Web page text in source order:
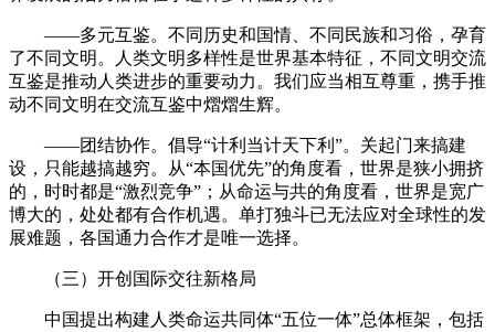
——多元互鉴。不同历史和国情、不同民族和习俗，孕育
了不同文明。人类文明多样性是世界基本特征，不同文明交流
互鉴是推动人类进步的重要动力。我们应当相互尊重，携手推
动不同文明在交流互鉴中熠熠生辉。
——团结协作。倡导“计利当计天下利”。关起门来搞建
设，只能越搞越穷。从“本国优先”的角度看，世界是狭小拥挤
的，时时都是“激烈竞争”；从命运与共的角度看，世界是宽广
博大的，处处都有合作机遇。单打独斗已无法应对全球性的发
展难题，各国通力合作才是唯一选择。
（三）开创国际交往新格局
中国提出构建人类命运共同体“五位一体”总体框架，包括